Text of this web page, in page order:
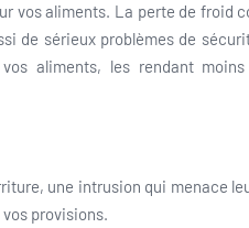
vos aliments. La perte de froid
de sérieux problèmes de
aliments, les rendant
une intrusion qui menace
provisions.